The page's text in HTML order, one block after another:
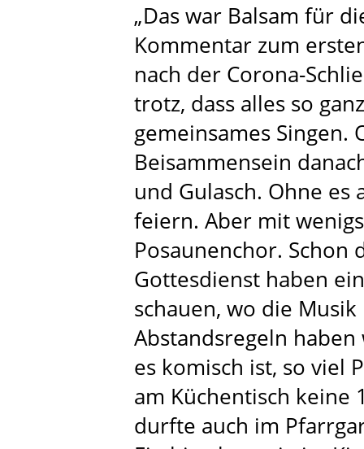
„Das war Balsam für
Kommentar zum
nach der Corona-
trotz, dass alles so
gemeinsames Singen.
Beisammensein
und Gulasch. Ohne es
feiern. Aber mit
Posaunenchor. Schon
Gottesdienst haben
schauen, wo die
Abstandsregeln
es komisch ist, so viel
am Küchentisch keine
durfte auch im